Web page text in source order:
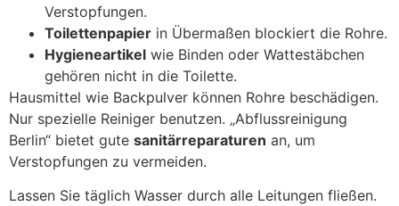
Verstopfungen.
Toilettenpapier in Übermaßen blockiert die Rohre.
Hygieneartikel wie Binden oder Wattestäbchen
gehören nicht in die Toilette.
Hausmittel wie Backpulver können Rohre beschädigen.
Nur spezielle Reiniger benutzen. „Abflussreinigung
Berlin“ bietet gute sanitärreparaturen an, um
Verstopfungen zu vermeiden.
Lassen Sie täglich Wasser durch alle Leitungen fließen.